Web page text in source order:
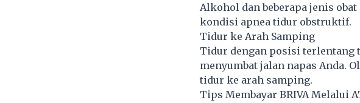
Alkohol dan beberapa jenis
kondisi apnea tidur obstruktif.
Tidur ke Arah Samping
Tidur dengan posisi terlentang
menyumbat jalan napas Anda.
tidur ke arah samping.
Tips Membayar BRIVA Melalui